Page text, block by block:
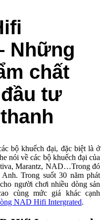
Những
chất
tư
bộ khuếch đại, đặc biệt là ở
nói về các bộ khuếch đại của
Marantz, NAD…Trong đó
Trong suốt 30 năm phát
người chơi nhiều dòng sản
cùng mức giá khác cạnh
NAD Hifi Intergrated.